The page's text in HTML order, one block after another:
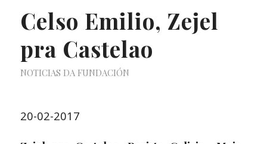
Celso Emilio, Zejel
pra Castelao
NOTICIAS DA FUNDACIÓN
20-02-2017